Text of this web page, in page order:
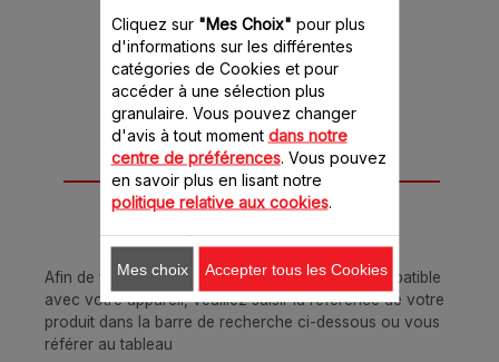
Ajouter au panier
Conçu pour 10
produit(s)
Afin de vous assurer que cet article est bien compatible
avec votre appareil, veuillez saisir la référence de votre
produit dans la barre de recherche ci-dessous ou vous
référer au tableau
Cliquez sur "Mes Choix" pour plus
d'informations sur les différentes
catégories de Cookies et pour
accéder à une sélection plus
granulaire. Vous pouvez changer
d'avis à tout moment dans notre
centre de préférences. Vous pouvez
en savoir plus en lisant notre
politique relative aux cookies.
Mes choix Accepter tous les Cookies